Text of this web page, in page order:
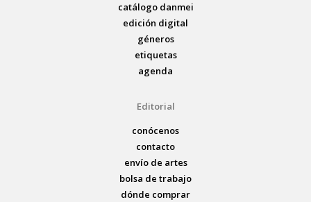
catálogo danmei
edición digital
géneros
etiquetas
agenda
Editorial
conócenos
contacto
envío de artes
bolsa de trabajo
dónde comprar